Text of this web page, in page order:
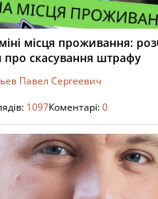
місця проживання:
про скасування штрафу
Павел Сергеевич
1097Коментарі:0